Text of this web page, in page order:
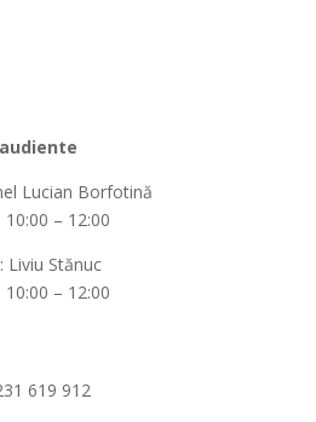
Lucian Borfotină
10:00 – 12:00
Liviu Stănuc
10:00 – 12:00
619 912